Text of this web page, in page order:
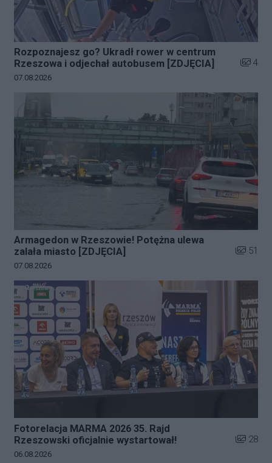
Rozpoznajesz go? Ukradł rower w centrum
Rzeszowa i odjechał autobusem [ZDJĘCIA]
Liczba
4
Data dodania galerii:
07.08.2026
Armagedon w Rzeszowie! Potężna ulewa
zalała miasto [ZDJĘCIA]
Liczba
51
Data dodania galerii:
07.08.2026
Fotorelacja MARMA 2026 35. Rajd
Rzeszowski oficjalnie wystartował!
Liczba
28
Data dodania galerii:
06.08.2026